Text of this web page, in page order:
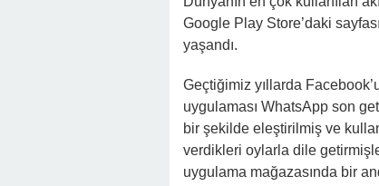
Google Play Store’daki
yaşandı.
Geçtiğimiz yıllarda
uygulaması WhatsApp son
bir şekilde eleştirilmiş ve
verdikleri oylarla dile
uygulama mağazasında bir